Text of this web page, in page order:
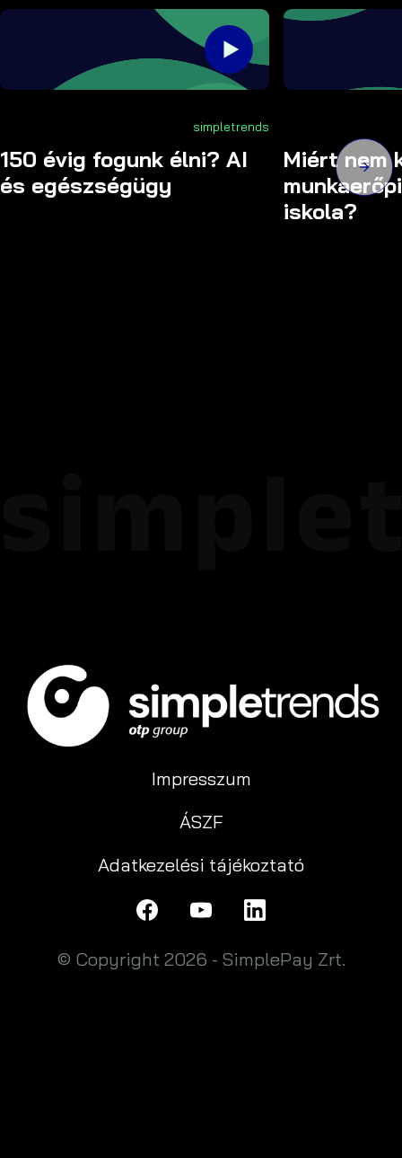
simpletrends
150 évig fogunk élni? AI
és egészségügy
Miért nem
iskola?
Impresszum
ÁSZF
Adatkezelési tájékoztató
© Copyright 2026 - SimplePay Zrt.